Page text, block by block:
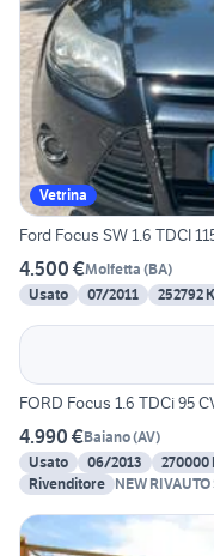
Vetrina
Ford Focus SW 1.6 TDCI
4.500 €Molfetta (BA)
Usato
07/2011 252792
FORD Focus 1.6 TDCi 95
4.990 €Baiano(AV)
Usato
06/2013 270000
Rivenditore NEW RIVAUTO